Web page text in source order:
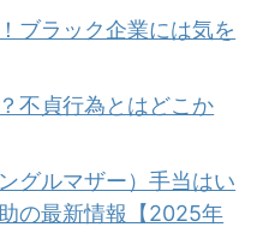
ブラック企業には気を
不貞行為とはどこか
グルマザー）手当はい
の最新情報【2025年